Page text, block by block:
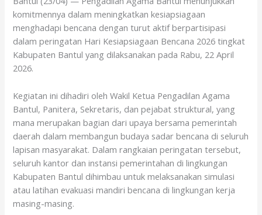
e
b
o
o
at
s
A
p
ai
l
ar
e
komitmennya dalam meningkatkan kesiapsiagaan
menghadapi bencana dengan turut aktif berpartisipasi
dalam peringatan Hari Kesiapsiagaan Bencana 2026 tingkat
Kabupaten Bantul yang dilaksanakan pada Rabu, 22 April
2026.
Kegiatan ini dihadiri oleh Wakil Ketua Pengadilan Agama
Bantul, Panitera, Sekretaris, dan pejabat struktural, yang
mana merupakan bagian dari upaya bersama pemerintah
daerah dalam membangun budaya sadar bencana di seluruh
lapisan masyarakat. Dalam rangkaian peringatan tersebut,
seluruh kantor dan instansi pemerintahan di lingkungan
Kabupaten Bantul dihimbau untuk melaksanakan simulasi
atau latihan evakuasi mandiri bencana di lingkungan kerja
masing-masing.